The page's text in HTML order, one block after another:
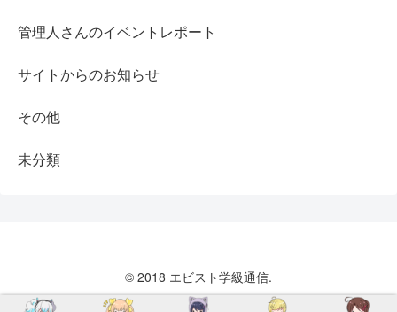
管理人さんのイベントレポート
サイトからのお知らせ
その他
未分類
© 2018 エビスト学級通信.